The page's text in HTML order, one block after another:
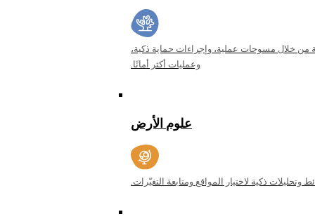
خلال مسوحات عملية، وإجراءات حماية ذكية،
وعمليات أكثر أمانًا.
علوم الأرض
ذكية لاختيار المواقع ومتابعة التغيّرات.